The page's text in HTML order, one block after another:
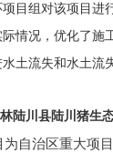
项目组对该项目进
际情况，优化了施
土流失和水土流
陆川县陆川猪生
为自治区重大项